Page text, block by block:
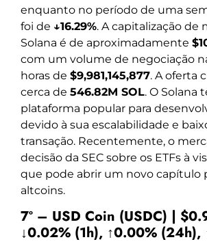
enquanto no período de uma
foi de ↓16.29%. A capitalização de
Solana é de aproximadamente
com um volume de negociação
horas de $9,981,145,877. A oferta
cerca de 546.82M SOL. O Solana
plataforma popular para
devido à sua escalabilidade e
transação. Recentemente, o
decisão da SEC sobre os ETFs à
que pode abrir um novo capítulo
altcoins.
7º – USD Coin (USDC) |
↓0.02% (1h), ↑0.00% (24h),